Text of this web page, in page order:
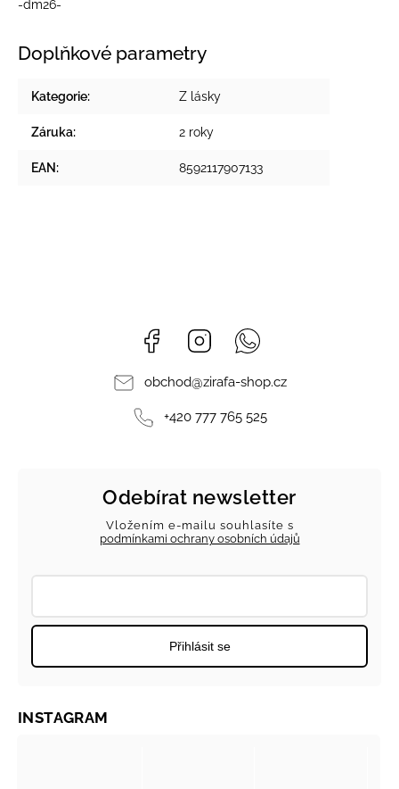
-dm26-
Doplňkové parametry
Kategorie: Z lásky
Záruka: 2 roky
EAN: 8592117907133
Facebook Instagram
obchod@zirafa-shop.cz
+420 777 765 525
Odebírat newsletter
Vložením e-mailu souhlasíte s
podmínkami ochrany osobních údajů
Přihlásit se
INSTAGRAM